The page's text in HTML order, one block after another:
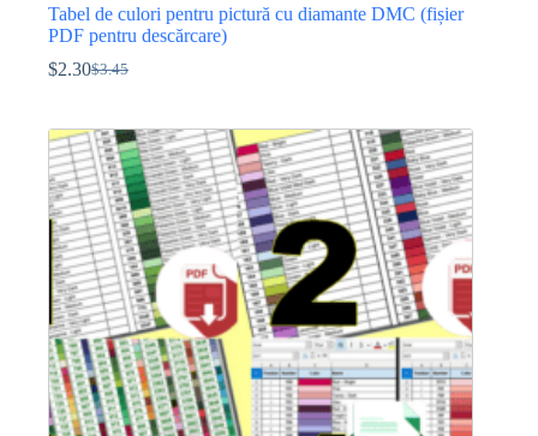
Tabel de culori pentru pictură cu diamante DMC (fișier
PDF pentru descărcare)
$3.45
Prețul
fost:
$3.45.
$2.30Prețul
$2.30.